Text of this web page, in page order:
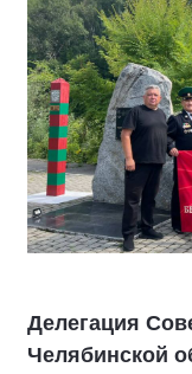
Делегация
Челябинской